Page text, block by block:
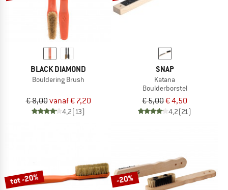
BLACK DIAMOND
Bouldering Brush
€ 8,00vanaf € 7,20
4,2(13)
SNAP
Katana
Boulderborstel
€ 5,00€ 4,50
4,2(21)
tot -20% -20%